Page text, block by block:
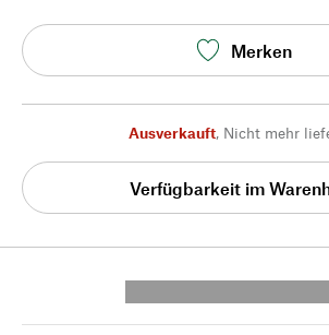
Merken
Ausverkauft, Nicht mehr
Verfügbarkeit im